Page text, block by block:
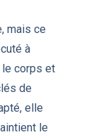
mais ce
à
le corps et
de
elle
le